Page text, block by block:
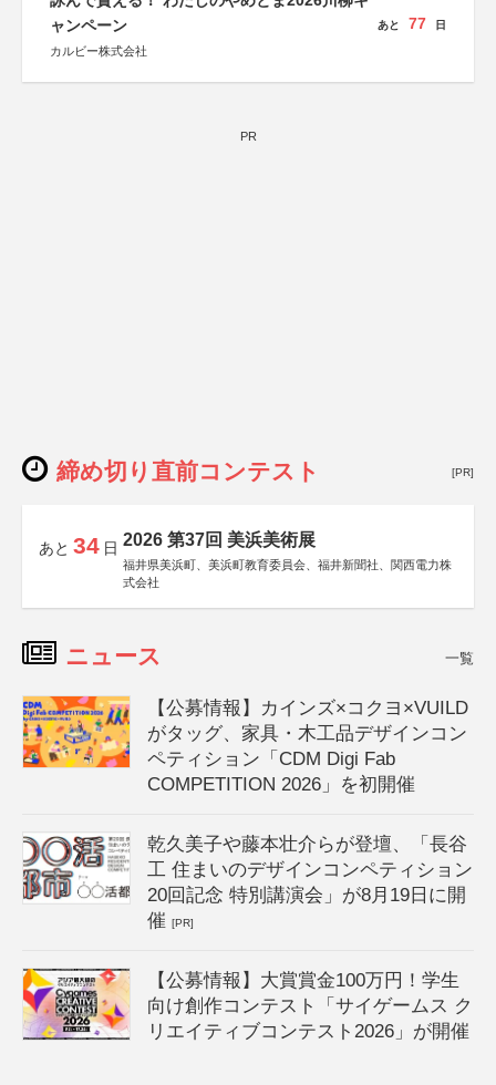
ャンペーン
カルビー株式会社
あと 77 日
PR
締め切り直前コンテスト [PR]
あと 34 日 2026 第37回 美浜美術展
福井県美浜町、美浜町教育委員会、福井新聞社、関西電力株
式会社
ニュース 一覧
【公募情報】カインズ×コクヨ×VUILD
がタッグ、家具・木工品デザインコン
ペティション「CDM Digi Fab
COMPETITION 2026」を初開催
乾久美子や藤本壮介らが登壇、「長谷
工 住まいのデザインコンペティション
20回記念 特別講演会」が8月19日に開
催[PR]
【公募情報】大賞賞金100万円！学生
向け創作コンテスト「サイゲームス ク
リエイティブコンテスト2026」が開催